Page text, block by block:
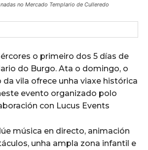
no Mercado Templario de Culleredo
o primeiro dos 5 días de
do Burgo. Ata o domingo, o
vila ofrece unha viaxe histórica
evento organizado polo
con Lucus Events
música en directo, animación
unha ampla zona infantil e